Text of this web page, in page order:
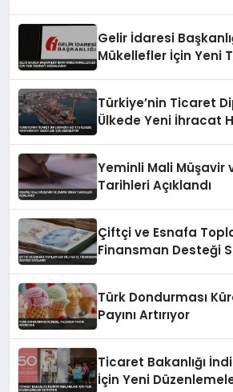
Gelir İdaresi
Mükellefler İçin Yeni
Türkiye’nin Ticaret
Ülkede Yeni İhracat
Yeminli Mali Müşavir
Tarihleri Açıklandı
Çiftçi ve Esnafa
Finansman Desteği
Türk Dondurması
Payını Artırıyor
Ticaret Bakanlığı
İçin Yeni